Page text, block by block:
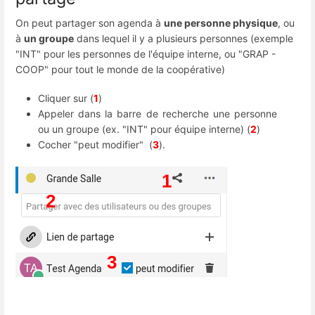
On peut partager son agenda à une personne physique, ou
à un groupe dans lequel il y a plusieurs personnes (exemple
"INT" pour les personnes de l'équipe interne, ou "GRAP -
COOP" pour tout le monde de la coopérative)
Cliquer sur (1)
Appeler dans la barre de recherche une personne
ou un groupe (ex. "INT" pour équipe interne) (2)
Cocher "peut modifier" (3).